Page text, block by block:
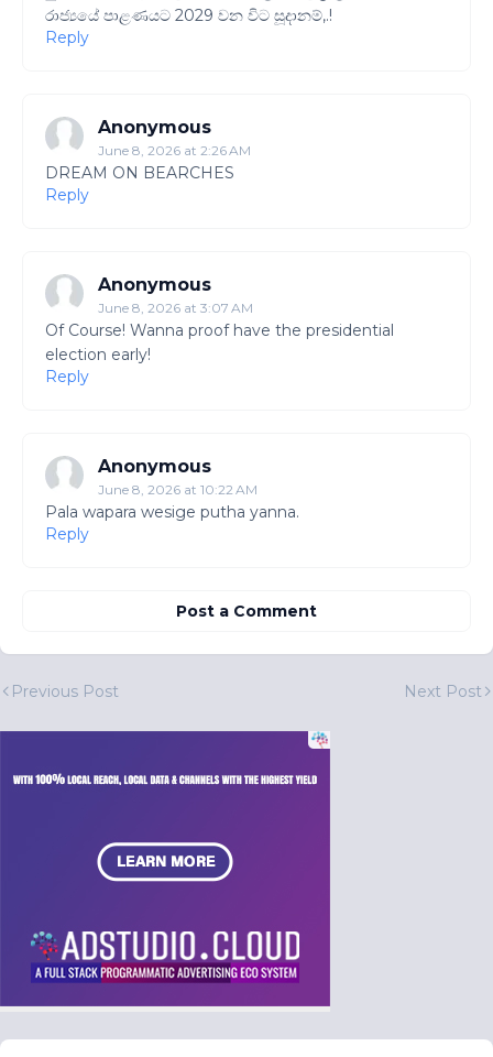
රාජ්‍යයේ පාළණයට 2029 වන විට සූදානම්,.!
Reply
Anonymous
June 8, 2026 at 2:26 AM
DREAM ON BEARCHES
Reply
Anonymous
June 8, 2026 at 3:07 AM
Of Course! Wanna proof have the presidential
election early!
Reply
Anonymous
June 8, 2026 at 10:22 AM
Pala wapara wesige putha yanna.
Reply
Post a Comment
Previous Post Next Post